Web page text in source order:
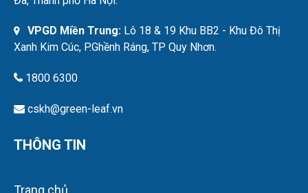
1800 6300
cskh@green-leaf.vn
Trang chủ
Dịch vụ